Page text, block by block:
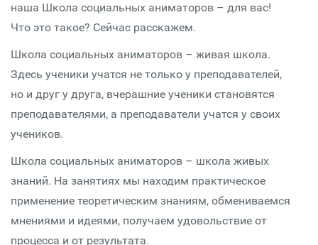
наша Школа социальных аниматоров – для вас!
Что это такое? Сейчас расскажем.
Школа социальных аниматоров – живая школа.
Здесь ученики учатся не только у преподавателей,
но и друг у друга, вчерашние ученики становятся
преподавателями, а преподаватели учатся у своих
учеников.
Школа социальных аниматоров – школа живых
знаний. На занятиях мы находим практическое
применение теоретическим знаниям, обмениваемся
мнениями и идеями, получаем удовольствие от
процесса и от результата.